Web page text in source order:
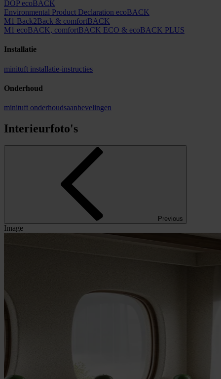
DOP ecoBACK
Environmental Product Declaration ecoBACK
M1 Back2Back & comfortBACK
M1 ecoBACK, comfortBACK ECO & ecoBACK PLUS
Installatie
minituft installatie-instructies
Onderhoud
minituft onderhoudsaanbevelingen
Interieurfoto's
Previous
Image